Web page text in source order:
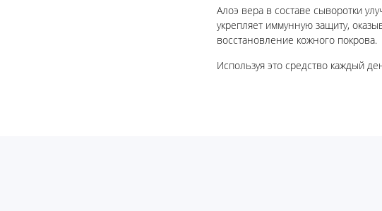
Алоэ вера в составе сыворотки
укрепляет иммунную защиту,
восстановление кожного покрова.
Используя это средство каждый